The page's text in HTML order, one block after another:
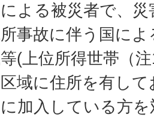
よる被災者で、
事故に伴う国に
(上位所得世帯（
域に住所を有し
加入している方